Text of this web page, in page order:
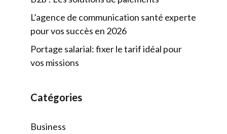
L’agence de communication santé experte
pour vos succès en 2026
Portage salarial: fixer le tarif idéal pour
vos missions
Catégories
Business